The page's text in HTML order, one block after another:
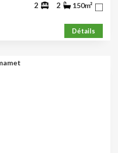
2 2 150m²
Détails